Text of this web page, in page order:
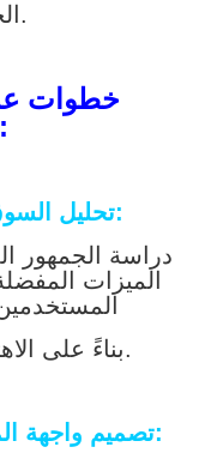
الجزء المطلوب.
خطوات
بودكاست:
تحليل السوق والجمهور المستهدف:
دراسة الجمهور
الميزات
بناءً على الاهتمامات والفئات العمرية.
تصميم واجهة المستخدم وتجربة المستخدم: